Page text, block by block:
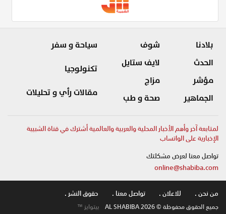
بلادنا
الحدث
مؤشر
الجماهير
شوف
لايف ستايل
مزاج
صحة و طب
سياحة و سفر
تكنولوجيا
مقالات رأي و تحليلات
لمتابعة آخر وأهم الأخبار المحلية والعربية والعالمية أشترك في قناة الشبيبة
الإخبارية على الواتساب
تواصل معنا لعرض مشكلتك
online@shabiba.com
من نحن .
للاعلان . تواصل معنا . حقوق النشر .
جميع الحقوق محفوظة © AL SHABIBA 2026 بيتوايز ™